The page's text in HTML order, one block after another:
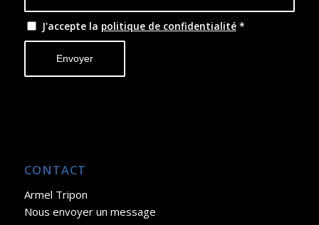
J'accepte la politique de confidentialité *
CONTACT
Armel Tripon
Nous envoyer un message